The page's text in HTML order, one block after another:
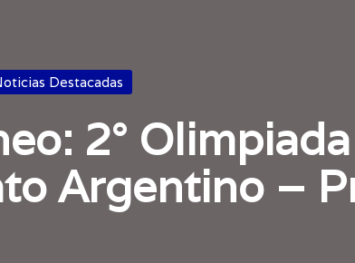
Destacadas
2°
Argentino –